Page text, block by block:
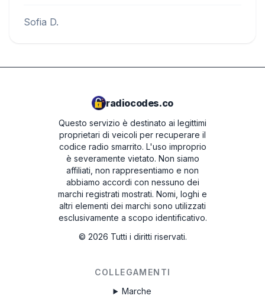
Sofia D.
radiocodes.co
Questo servizio è destinato ai legittimi
proprietari di veicoli per recuperare il
codice radio smarrito. L'uso improprio
è severamente vietato. Non siamo
affiliati, non rappresentiamo e non
abbiamo accordi con nessuno dei
marchi registrati mostrati. Nomi, loghi e
altri elementi dei marchi sono utilizzati
esclusivamente a scopo identificativo.
© 2026 Tutti i diritti riservati.
COLLEGAMENTI
Marche